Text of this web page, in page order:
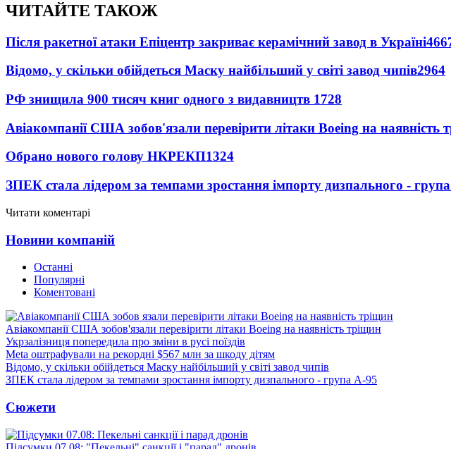
ЧИТАЙТЕ ТАКОЖ
Після ракетної атаки Епіцентр закриває керамічний завод в Україні
Відомо, у скільки обійдеться Маску найбільший у світі завод чипів2964
РФ знищила 900 тисяч книг одного з видавництв 1728
Авіакомпанії США зобов'язали перевірити літаки Boeing на наявність
Обрано нового голову НКРЕКП1324
ЗПЕК стала лідером за темпами зростання імпорту дизпального -
Читати коментарі
Новини компаній
Останні
Популярні
Коментовані
Авіакомпанії США зобов'язали перевірити літаки Boeing на наявність тріщин
Укрзалізниця попередила про зміни в русі поїздів
Meta оштрафували на рекордні $567 млн за шкоду дітям
Відомо, у скільки обійдеться Маску найбільший у світі завод чипів
ЗПЕК стала лідером за темпами зростання імпорту дизпального - група А-95
Сюжети